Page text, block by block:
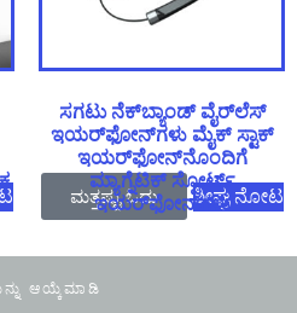
ಸಗಟು ನೆಕ್‌ಬ್ಯಾಂಡ್ ವೈರ್‌ಲೆಸ್
ಇಯರ್‌ಫೋನ್‌ಗಳು ಮೈಕ್ ಸ್ಟಾಕ್
ಇಯರ್‌ಫೋನ್‌ನೊಂದಿಗೆ
ಮ್ಯಾಗ್ನೆಟಿಕ್ ಸ್ಪೋರ್ಟ್
ಇಯರ್‌ಫೋನ್‌ಗಳು
ಮತ್ತಷ್ಟು ಓದು ಶೀಘ್ರ ನೋಟ
ಆಯ್ಕೆಮಾಡಿ